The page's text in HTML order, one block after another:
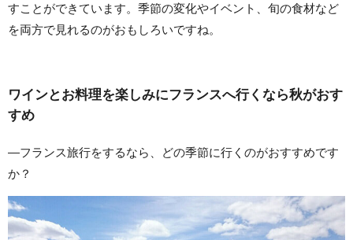
すことができています。季節の変化やイベント、旬の食材など
を両方で見れるのがおもしろいですね。
ワインとお料理を楽しみにフランスへ行くなら秋がおす
すめ
—フランス旅行をするなら、どの季節に行くのがおすすめです
か？